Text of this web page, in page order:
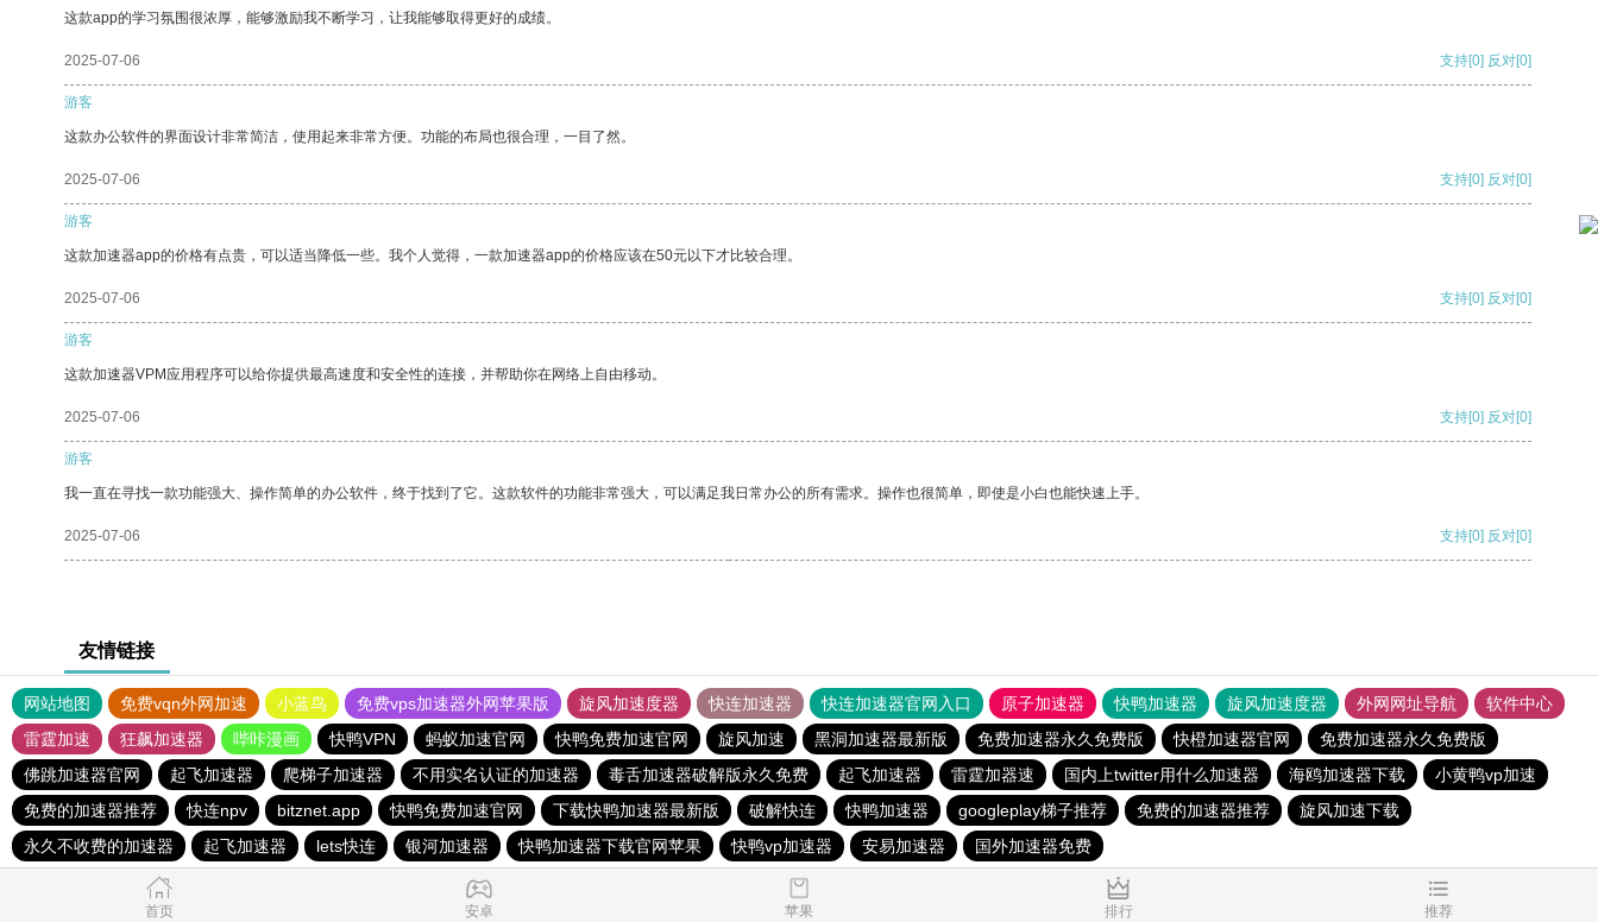
这款app的学习氛围很浓厚，能够激励我不断学习，让我能够取得更好的成绩。
2025-07-06 支持[0] 反对[0]
游客
这款办公软件的界面设计非常简洁，使用起来非常方便。功能的布局也很合理，一目了然。
2025-07-06 支持[0] 反对[0]
游客
这款加速器app的价格有点贵，可以适当降低一些。我个人觉得，一款加速器app的价格应该在50元以下才比较合理。
2025-07-06 支持[0] 反对[0]
游客
这款加速器VPM应用程序可以给你提供最高速度和安全性的连接，并帮助你在网络上自由移动。
2025-07-06 支持[0] 反对[0]
游客
我一直在寻找一款功能强大、操作简单的办公软件，终于找到了它。这款软件的功能非常强大，可以满足我日常办公的所有需求。操作也很简单，即使是小白也能快速上手。
2025-07-06 支持[0] 反对[0]
友情链接
网站地图 免费vqn外网加速 小蓝鸟 免费vps加速器外网苹果版 旋风加速度器 快连加速器 快连加速器官网入口 原子加速器 快鸭加速器 旋风加速度器 外网网址导航
软件中心
雷霆加速
狂飙加速器 哔咔漫画 快鸭VPN 蚂蚁加速官网 快鸭免费加速官网 旋风加速 黑洞加速器最新版 免费加速器永久免费版 快橙加速器官网
免费加速器永久免费版
佛跳加速器官网
起飞加速器 爬梯子加速器 不用实名认证的加速器 毒舌加速器破解版永久免费 起飞加速器 雷霆加器速 国内上twitter用什么加速器 海鸥加速器下载
小黄鸭vp加速
免费的加速器推荐
快连npv bitznet.app 快鸭免费加速官网 下载快鸭加速器最新版 破解快连 快鸭加速器 googleplay梯子推荐 免费的加速器推荐
旋风加速下载
永久不收费的加速器
起飞加速器 lets快连 银河加速器 快鸭加速器下载官网苹果 快鸭vp加速器 安易加速器 国外加速器免费
首页 安卓 苹果 排行 推荐